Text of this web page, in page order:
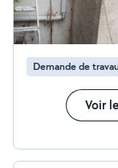
Demande de
Voir